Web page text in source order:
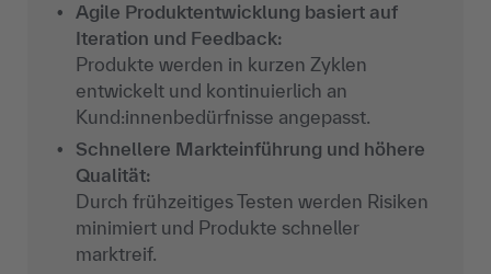
Agile Produktentwicklung basiert auf
Iteration und Feedback:
Produkte werden in kurzen Zyklen
entwickelt und kontinuierlich an
Kund:innenbedürfnisse angepasst.
Schnellere Markteinführung und höhere
Qualität:
Durch frühzeitiges Testen werden Risiken
minimiert und Produkte schneller
marktreif.